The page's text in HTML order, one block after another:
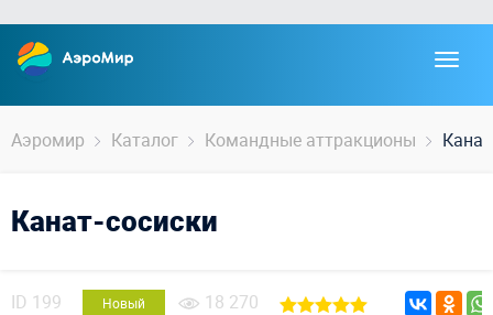
Аэромир Каталог Командные аттракционы
Канат-сосиски
ID 199 Новый 18 270